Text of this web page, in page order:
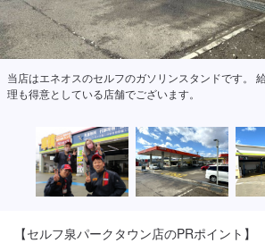
当店はエネオスのセルフのガソリンスタンドです。
理も得意としている店舗でございます。
【セルフ泉パークタウン店のPRポイント】